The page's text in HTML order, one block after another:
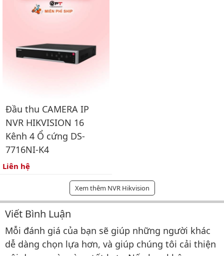
Đầu thu CAMERA IP
NVR HIKVISION 16
Kênh 4 Ổ cứng DS-
7716NI-K4
Liên hệ
Xem thêm NVR Hikvision
Bình luận & Đánh giá
Viết Bình Luận
Mỗi đánh giá của bạn sẽ giúp những người khác
dễ dàng chọn lựa hơn, và giúp chúng tôi cải thiện